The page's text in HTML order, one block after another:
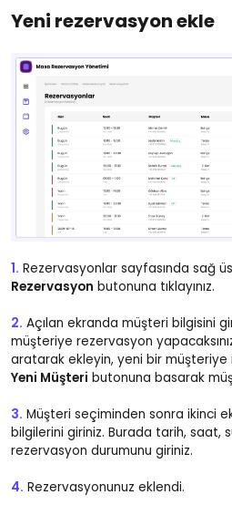
Yeni rezervasyon ekle
1. Rezervasyonlar sayfasında sağ
Rezervasyon butonuna tıklayınız.
2. Açılan ekranda müşteri bilgisini
müşteriye rezervasyon
aratarak ekleyin, yeni bir müşteriye
Yeni Müşteri butonuna basarak
3. Müşteri seçiminden sonra ikinci
bilgilerini giriniz. Burada tarih, saat,
rezervasyon durumunu giriniz.
4. Rezervasyonunuz eklendi.